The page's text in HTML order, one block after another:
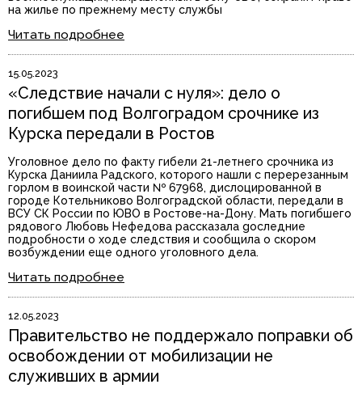
на жилье по прежнему месту службы
Читать подробнее
15.05.2023
«Следствие начали с нуля»: дело о
погибшем под Волгоградом срочнике из
Курска передали в Ростов
Уголовное дело по факту гибели 21-летнего срочника из
Курска Даниила Радского, которого нашли с перерезанным
горлом в воинской части № 67968, дислоцированной в
городе Котельниково Волгоградской области, передали в
ВСУ СК России по ЮВО в Ростове-на-Дону. Мать погибшего
рядового Любовь Нефедова рассказала gоследние
подробности о ходе следствия и сообщила о скором
возбуждении еще одного уголовного дела.
Читать подробнее
12.05.2023
Правительство не поддержало поправки об
освобождении от мобилизации не
служивших в армии